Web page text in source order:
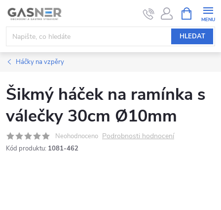
Přejít
obsah
HLEDAT
NÁKUPNÍ
KOŠÍK
Háčky na vzpěry
Šikmý háček na ramínka s
válečky 30cm Ø10mm
Neohodnoceno Podrobnosti hodnocení
Kód produktu: 1081-462